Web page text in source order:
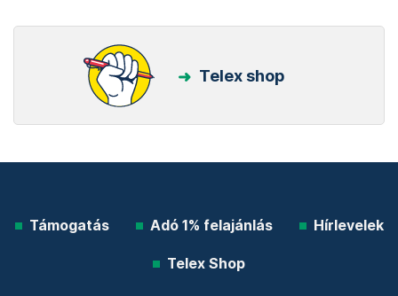
Telex shop
Támogatás Adó 1% felajánlás Hírlevelek
Telex Shop